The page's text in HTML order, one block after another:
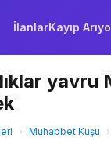
İlanlarKayıp
› Muhabbet Kuşu ›